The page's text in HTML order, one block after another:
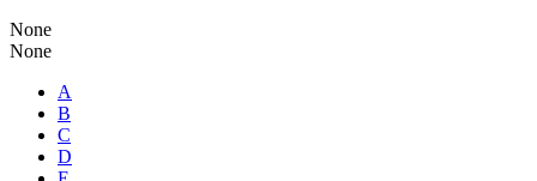
None
None
A
B
C
D